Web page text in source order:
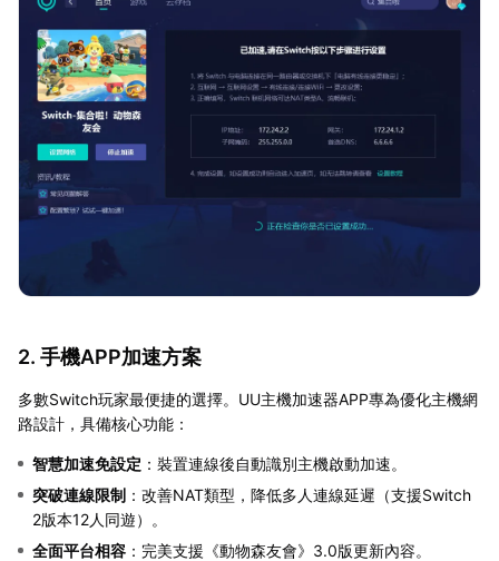
2. 手機APP加速方案
多數Switch玩家最便捷的選擇。UU主機加速器APP專為優化主機網
路設計，具備核心功能：
智慧加速免設定 ：裝置連線後自動識別主機啟動加速。
突破連線限制 ：改善NAT類型，降低多人連線延遲（支援Switch
2版本12人同遊）。
全面平台相容 ：完美支援《動物森友會》3.0版更新內容。